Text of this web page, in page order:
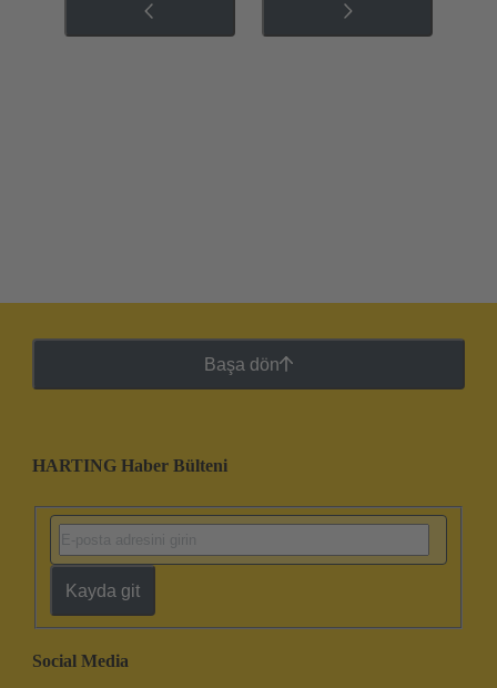
Başa dön
HARTING Haber Bülteni
Kayda git
Social Media